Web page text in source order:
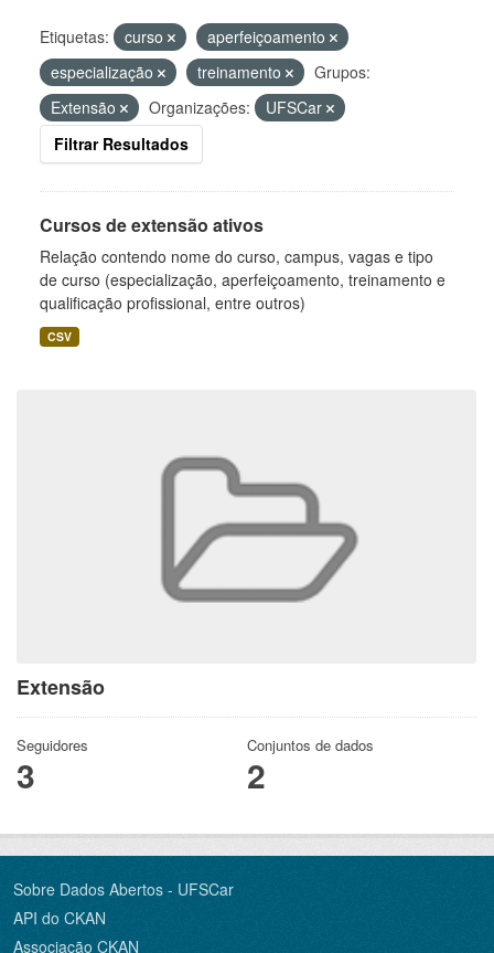
Extensão
Seguidores
3
Conjuntos de dados
2
Etiquetas: curso
aperfeiçoamento
especialização
treinamento
Grupos:
Extensão
Organizações:
UFSCar
Filtrar Resultados
Cursos de extensão ativos
Relação contendo nome do curso, campus, vagas e tipo
de curso (especialização, aperfeiçoamento, treinamento e
qualificação profissional, entre outros)
CSV
Sobre Dados Abertos - UFSCar
API do CKAN
Associação CKAN